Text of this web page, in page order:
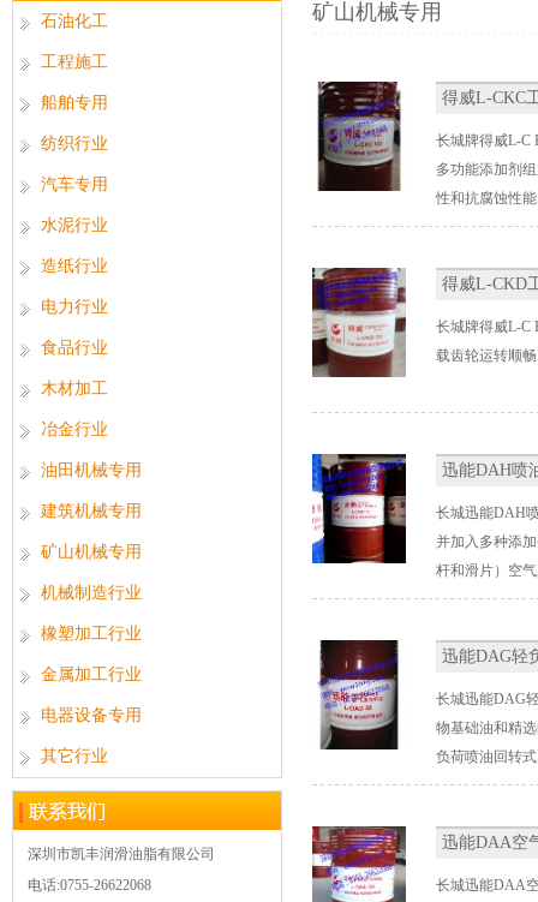
石油化工
工程施工
船舶专用
纺织行业
汽车专用
水泥行业
造纸行业
电力行业
食品行业
木材加工
冶金行业
油田机械专用
建筑机械专用
矿山机械专用
机械制造行业
橡塑加工行业
金属加工行业
电器设备专用
其它行业
深圳市凯丰润滑油脂有限公司
电话:0755-26622068
矿山机械专用
得威L-CKC
长城牌得威L-C
多功能添加剂
性和抗腐蚀性
得威L-CKD
长城牌得威L-C
载齿轮运转顺
迅能DAH喷
长城迅能DAH
并加入多种添
杆和滑片）空
迅能DAG轻
长城迅能DAG
物基础油和精
负荷喷油回转
迅能DAA空
长城迅能DAA